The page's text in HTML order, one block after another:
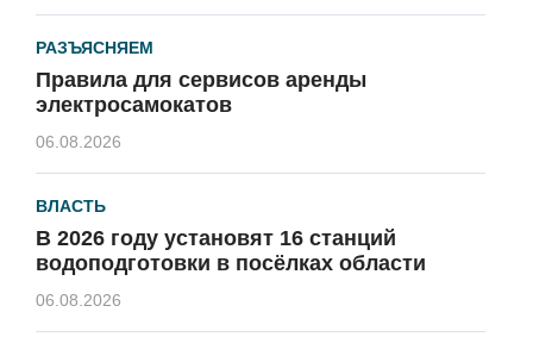
РАЗЪЯСНЯЕМ
Правила для сервисов аренды
электросамокатов
06.08.2026
ВЛАСТЬ
В 2026 году установят 16 станций
водоподготовки в посёлках области
06.08.2026